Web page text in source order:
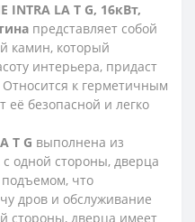
INTRA LA T G, 16кВт,
представляет собой
камин, который
интерьера, придаст
к герметичным
её безопасной и легко
T G выполнена из
одной стороны, дверца
что
дров и обслуживание
стороны, дверца имеет